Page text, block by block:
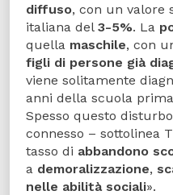
diffuso, con un valore
italiana del 3-5%. La
quella maschile, con
figli di persone già
viene solitamente
anni della scuola
Spesso questo
connesso – sottolinea
tasso di abbandono
a demoralizzazione,
nelle abilità sociali».